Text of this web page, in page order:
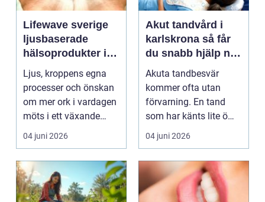
Lifewave sverige
ljusbaserade
hälsoprodukter i
fokus
Ljus, kroppens egna
processer och önskan
om mer ork i vardagen
möts i ett växande
intresse för fotot...
04 juni 2026
Akut tandvård i
karlskrona så får
du snabb hjälp när
tanden krisar
Akuta tandbesvär
kommer ofta utan
förvarning. En tand
som har känts lite öm
kan plötsligt göra så
on...
04 juni 2026